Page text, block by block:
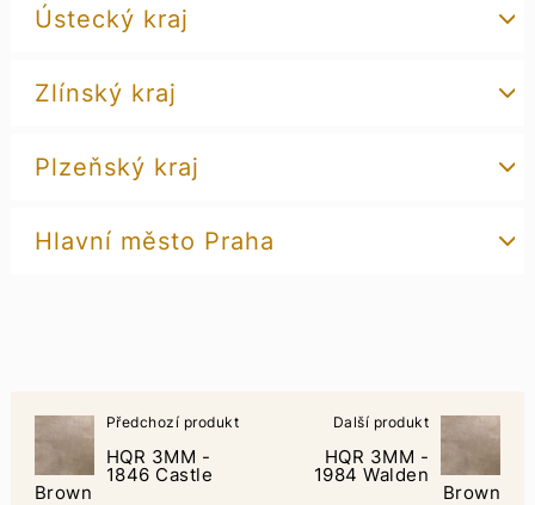
Ústecký kraj
Zlínský kraj
Plzeňský kraj
Hlavní město Praha
Předchozí produkt
HQR 3MM -
1846 Castle
Brown
Další produkt
HQR 3MM -
1984 Walden
Brown